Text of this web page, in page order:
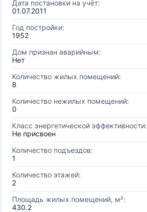
Дата постановки на учёт:
01.07.2011
Год постройки:
1952
Дом признан аварийным:
Нет
Количество жилых помещений:
8
Количество нежилых помещений:
0
Класс энергетической эффективности:
Не присвоен
Количество подъездов:
1
Количество этажей:
2
Площадь жилых помещений, м²:
430.2